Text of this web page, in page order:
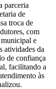
parceria
de
troca de
com
municipal e
atividades da
de confiança
facilitando a
às